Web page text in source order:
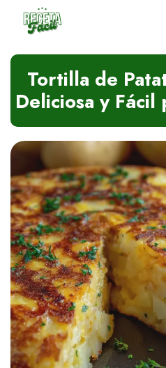
Tortilla de
Deliciosa y